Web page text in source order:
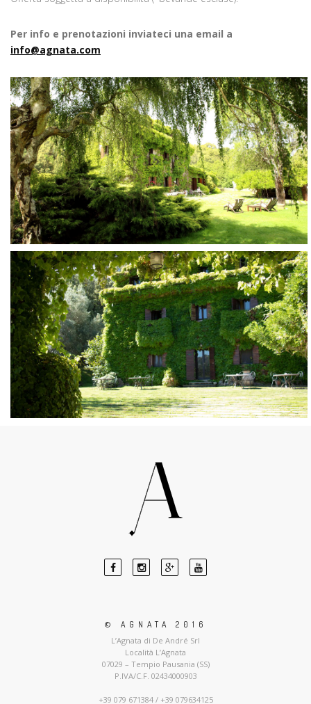
Per info e prenotazioni inviateci una email a
info@agnata.com
© AGNATA 2016
L’Agnata di De André Srl
Località L’Agnata
07029 – Tempio Pausania (SS)
P.IVA/C.F. 02434000903
+39 079 671384 / +39 079634125